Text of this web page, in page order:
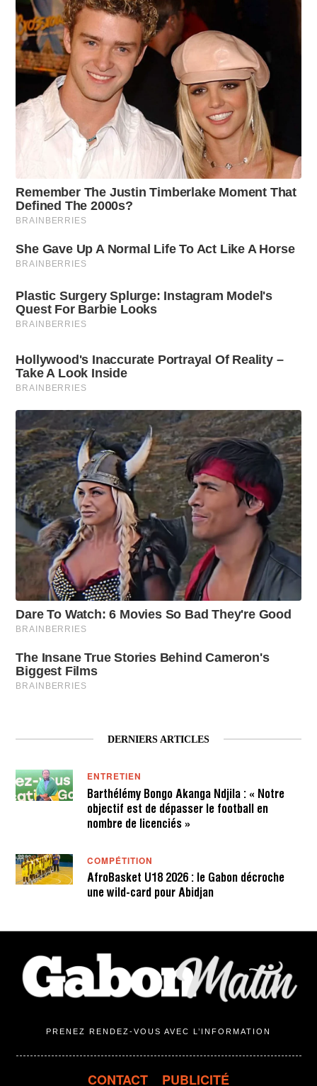
DERNIERS ARTICLES
ENTRETIEN
Barthélémy Bongo Akanga Ndjila : « Notre
objectif est de dépasser le football en
nombre de licenciés »
COMPÉTITION
AfroBasket U18 2026 : le Gabon décroche
une wild-card pour Abidjan
PRENEZ RENDEZ-VOUS AVEC L’INFORMATION
CONTACT PUBLICITÉ